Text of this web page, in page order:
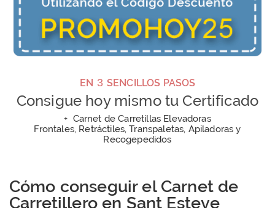
EN 3 SENCILLOS PASOS
Consigue hoy mismo tu Certificado
+ Carnet de Carretillas Elevadoras
Frontales, Retráctiles, Transpaletas, Apiladoras y
Recogepedidos
Cómo conseguir el Carnet de
Carretillero en Sant Esteve